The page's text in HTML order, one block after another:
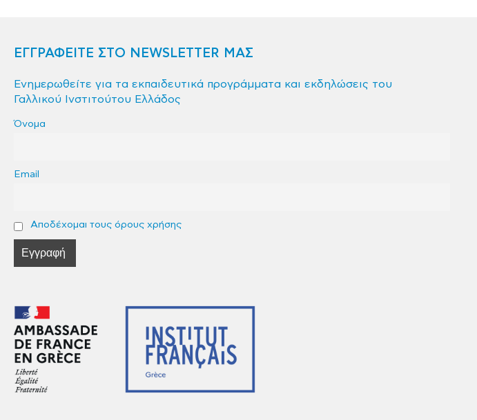
ΕΓΓΡΑΦΕΙΤΕ ΣΤΟ NEWSLETTER ΜΑΣ
Ενημερωθείτε για τα εκπαιδευτικά προγράμματα και εκδηλώσεις του
Γαλλικού Ινστιτούτου Ελλάδος
Όνομα
Email
Αποδέχομαι τους όρους χρήσης